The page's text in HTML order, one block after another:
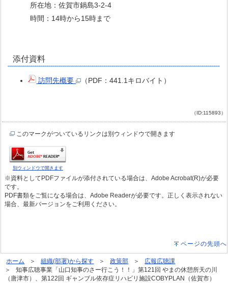
所在地：佐賀市鍋島3-2-4
時間：14時から15時まで
添付資料
訪問先概要 （PDF：441.1キロバイト）
（ID:115893）
このマークがついているリンクは別ウィンドウで開きます
別ウィンドウで開きます
※資料としてPDFファイルが添付されている場合は、Adobe Acrobat(R)が必要
です。
PDF書類をご覧になる場合は、Adobe Readerが必要です。正しく表示されない
場合、最新バージョンをご利用ください。
ページの先頭へ
ホーム 組織(部署)から探す 政策部
広報広聴課
知事広聴事業「山口知事のさー行こう！！」第121回 やまの休憩所天の川
（唐津市）、第122回 ギャンブル依存症リハビリ施設COBYPLAN（佐賀市）